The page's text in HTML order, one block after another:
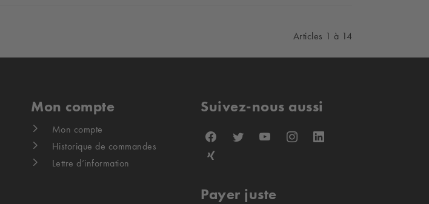
Articles 1 à 14
Mon compte
Mon compte
Historique de commandes
Lettre d’information
Suivez-nous aussi
Payer juste